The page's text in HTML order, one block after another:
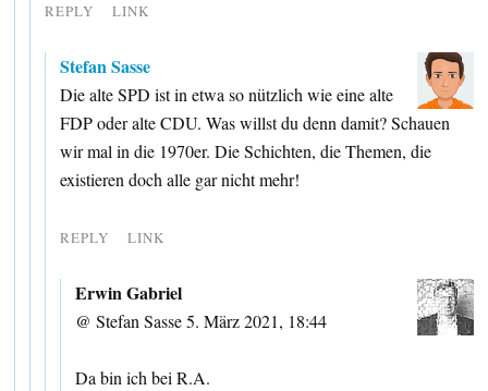
REPLY LINK
Stefan Sasse
Die alte SPD ist in etwa so nützlich wie eine alte
FDP oder alte CDU. Was willst du denn damit? Schauen
wir mal in die 1970er. Die Schichten, die Themen, die
existieren doch alle gar nicht mehr!
REPLY LINK
Erwin Gabriel
@ Stefan Sasse 5. März 2021, 18:44
Da bin ich bei R.A.